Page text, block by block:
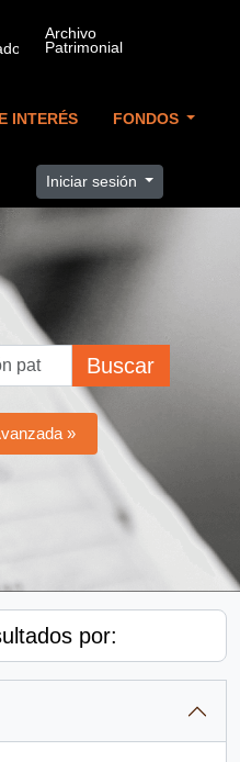
INTERÉS FONDOS
Iniciar sesión
Buscar
»
por: